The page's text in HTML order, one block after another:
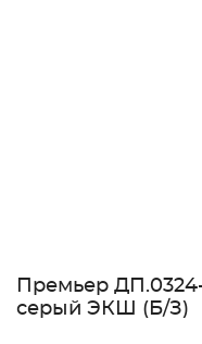
Премьер
серый ЭКШ (Б/З)